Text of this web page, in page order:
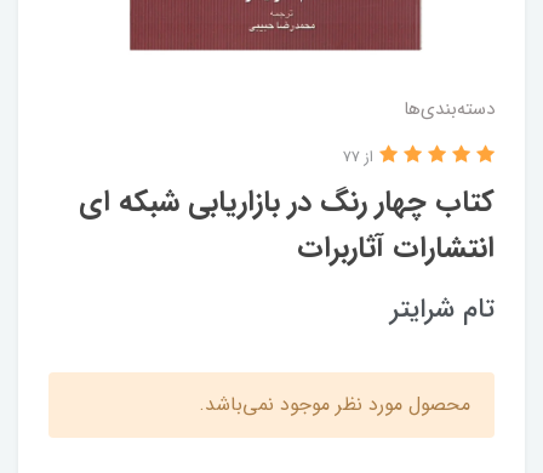
دسته‌بندی‌ها
کتاب چهار رنگ در بازاریابی شبکه ای
انتشارات آثاربرات
از 77
تام شرایتر
محصول مورد نظر موجود نمی‌باشد.